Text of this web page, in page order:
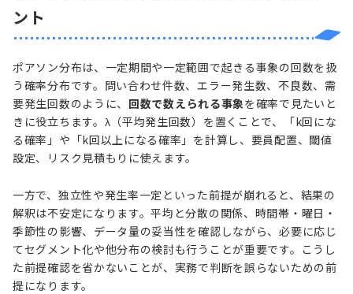
ント
ポアソン分布は、一定期間や一定範囲で起きる事象の回数を扱
う確率分布です。問い合わせ件数、エラー発生数、不良数、需
要発生回数のように、 回数で数えられる事象を確率で見たいと
きに役立ちます。λ（平均発生回数）を置くことで、「k回にな
る確率」や「k回以上になる確率」を計算し、要員配置、閾値
設定、リスク見積もりに使えます。
一方で、独立性や発生率一定といった前提が崩れると、結果の
解釈は不安定になります。平均と分散の関係、時間帯・曜日・
季節性の影響、データ量の妥当性を確認しながら、必要に応じ
てセグメント化や他分布の検討も行うことが重要です。こうし
た前提確認を省かないことが、実務で判断を誤らないための前
提になります。